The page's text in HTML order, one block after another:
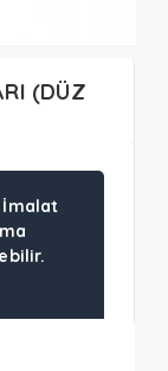
(DÜZ
İmalat